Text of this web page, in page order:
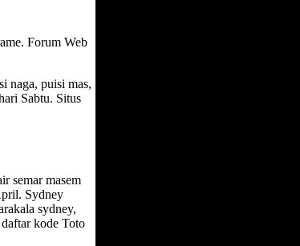
Forum Web
naga, puisi mas,
Sabtu. Situs
semar masem
Sydney
sydney,
kode Toto